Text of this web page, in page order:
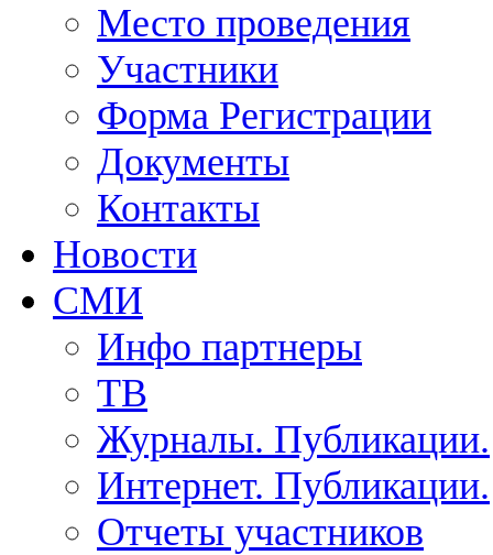
Место проведения
Участники
Форма Регистрации
Документы
Контакты
Новости
СМИ
Инфо партнеры
ТВ
Журналы. Публикации.
Интернет. Публикации.
Отчеты участников